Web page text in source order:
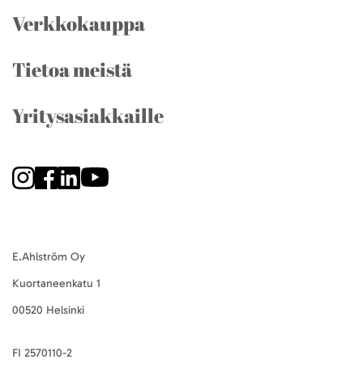
Verkkokauppa
Tietoa meistä
Yritysasiakkaille
E.Ahlström Oy
Kuortaneenkatu 1
00520 Helsinki
FI 2570110-2